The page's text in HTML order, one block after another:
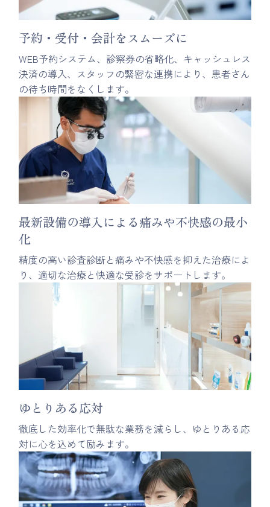
予約・受付・会計をスムーズに
WEB予約システム、診察券の省略化、キャッシュレス
決済の導入、スタッフの緊密な連携により、患者さん
の待ち時間をなくします。
最新設備の導入による痛みや不快感の最小
化
精度の高い診査診断と痛みや不快感を抑えた治療によ
り、適切な治療と快適な受診をサポートします。
ゆとりある応対
徹底した効率化で無駄な業務を減らし、ゆとりある応
対に心を込めて励みます。